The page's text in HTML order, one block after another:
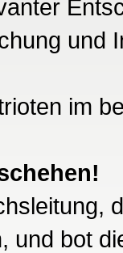
und
im
und bot